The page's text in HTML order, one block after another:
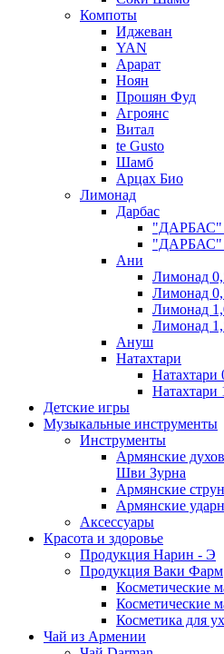
Компоты
Иджеван
YAN
Арарат
Ноян
Прошян Фуд
Агроянс
Витал
te Gusto
Шамб
Арцах Био
Лимонад
Дарбас
"ДАРБАС"
"ДАРБАС"
Ани
Лимонад
Лимонад
Лимонад
Лимонад
Ануш
Натахтари
Натахтари
Детские игры
Музыкальные инструменты
Инструменты
Армянские
Шви Зурна
Армянские
Армянские
Аксессуары
Красота и здоровье
Продукция Нарин - Э
Продукция Ваки Фарм
Косметические
Косметические
Косметика для
Чай из Армении